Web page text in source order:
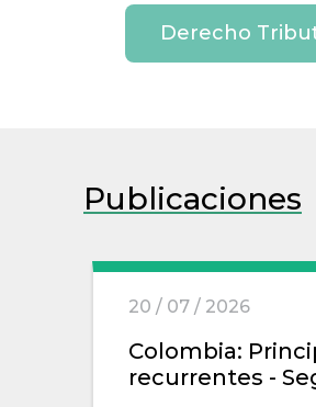
Derecho
Publicaciones
20 / 07 / 2026
Colombia:
recurrentes -